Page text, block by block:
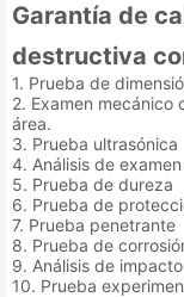
Garantía de
destructiva
1. Prueba de
2. Examen
área.
3. Prueba ultrasónica
4. Análisis de
5. Prueba de dureza
6. Prueba de
7. Prueba penetrante
8. Prueba de
9. Análisis de impacto
10. Prueba